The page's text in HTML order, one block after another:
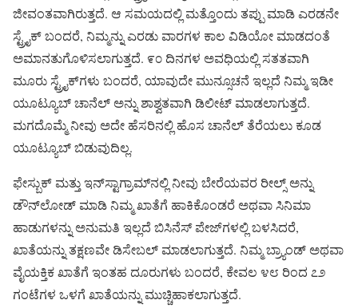
ಜೀವಂತವಾಗಿರುತ್ತದೆ. ಆ ಸಮಯದಲ್ಲಿ ಮತ್ತೊಂದು ತಪ್ಪು ಮಾಡಿ ಎರಡನೇ
ಸ್ಟ್ರೈಕ್ ಬಂದರೆ, ನಿಮ್ಮನ್ನು ಎರಡು ವಾರಗಳ ಕಾಲ ವಿಡಿಯೋ ಮಾಡದಂತೆ
ಅಮಾನತುಗೊಳಿಸಲಾಗುತ್ತದೆ. ೯೦ ದಿನಗಳ ಅವಧಿಯಲ್ಲಿ ಸತತವಾಗಿ
ಮೂರು ಸ್ಟ್ರೈಕ್‌ಗಳು ಬಂದರೆ, ಯಾವುದೇ ಮುನ್ಸೂಚನೆ ಇಲ್ಲದೆ ನಿಮ್ಮ ಇಡೀ
ಯೂಟ್ಯೂಬ್ ಚಾನೆಲ್ ಅನ್ನು ಶಾಶ್ವತವಾಗಿ ಡಿಲೀಟ್ ಮಾಡಲಾಗುತ್ತದೆ.
ಮಗದೊಮ್ಮೆ ನೀವು ಅದೇ ಹೆಸರಿನಲ್ಲಿ ಹೊಸ ಚಾನೆಲ್ ತೆರೆಯಲು ಕೂಡ
ಯೂಟ್ಯೂಬ್ ಬಿಡುವುದಿಲ್ಲ.
ಫೇಸ್ಬುಕ್ ಮತ್ತು ಇನ್‌ಸ್ಟಾಗ್ರಾಮ್‌ನಲ್ಲಿ ನೀವು ಬೇರೆಯವರ ರೀಲ್ಸ್ ಅನ್ನು
ಡೌನ್‌ಲೋಡ್ ಮಾಡಿ ನಿಮ್ಮ ಖಾತೆಗೆ ಹಾಕಿಕೊಂಡರೆ ಅಥವಾ ಸಿನಿಮಾ
ಹಾಡುಗಳನ್ನು ಅನುಮತಿ ಇಲ್ಲದೆ ಬಿಸಿನೆಸ್ ಪೇಜ್‌ಗಳಲ್ಲಿ ಬಳಸಿದರೆ,
ಖಾತೆಯನ್ನು ತಕ್ಷಣವೇ ಡಿಸೇಬಲ್ ಮಾಡಲಾಗುತ್ತದೆ. ನಿಮ್ಮ ಬ್ರ್ಯಾಂಡ್ ಅಥವಾ
ವೈಯಕ್ತಿಕ ಖಾತೆಗೆ ಇಂತಹ ದೂರುಗಳು ಬಂದರೆ, ಕೇವಲ ೪೮ ರಿಂದ ೭೨
ಗಂಟೆಗಳ ಒಳಗೆ ಖಾತೆಯನ್ನು ಮುಚ್ಚಿಹಾಕಲಾಗುತ್ತದೆ.